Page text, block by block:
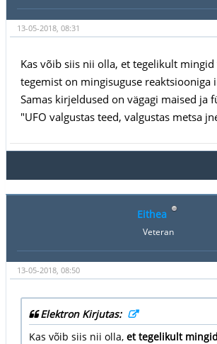
13-05-2018, 08:31
Kas võib siis nii olla, et tegelikult
tegemist on mingisuguse reaktsiooniga
Samas kirjeldused on vägagi maised ja
"UFO valgustas teed, valgustas metsa
Eithea
Veteran
13-05-2018, 08:50
Elektron Kirjutas:
Kas võib siis nii olla, et tegelikult